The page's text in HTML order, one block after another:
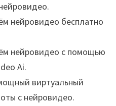
нейровидео бесплатно
нейровидео с помощью
Ai.
виртуальный
с нейровидео.